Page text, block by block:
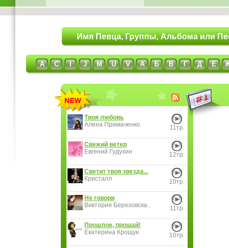
Имя Певца, Группы, Альбома или
A C I J M U V А Б В Г Д Е
Твоя любовь
Алена Примаченко
11тр.
Свежий ветер
Евгений Гудухин
12тр.
Светит твоя звезда...
Кристалл
10тр.
Не говори
Виктория Березовска..
11тр.
Прошлое, прощай!
Екатерина Крощук
10тр.